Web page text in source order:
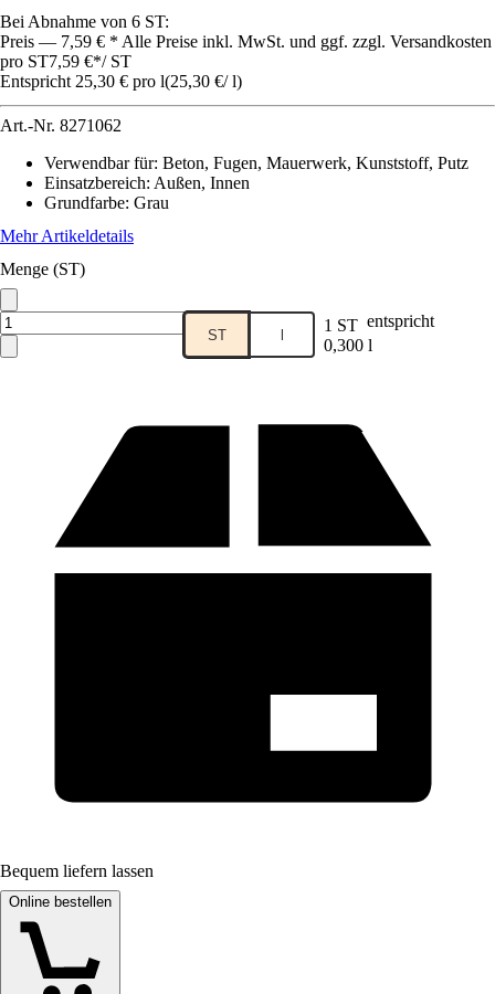
Bei Abnahme von 6 ST:
Preis — 7,59 € * Alle Preise inkl. MwSt. und ggf. zzgl. Versandkosten
pro ST7,59 €*/ ST
Entspricht 25,30 € pro l(25,30 €/ l)
Art.-Nr. 8271062
Verwendbar für: Beton, Fugen, Mauerwerk, Kunststoff, Putz
Einsatzbereich: Außen, Innen
Grundfarbe: Grau
Mehr Artikeldetails
Menge (ST)
ST l 1 ST entspricht
0,300 l
Bequem liefern lassen
Online bestellen